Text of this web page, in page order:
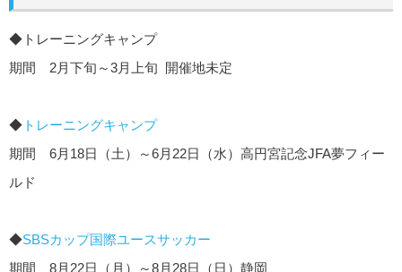
◆トレーニングキャンプ
期間 2月下旬～3月上旬 開催地未定
◆ トレーニングキャンプ
期間 6月18日（土）～6月22日（水）高円宮記念JFA夢フィー
ルド
◆SBSカップ国際ユースサッカー
期間 8月22日（月）～8月28日（日）静岡